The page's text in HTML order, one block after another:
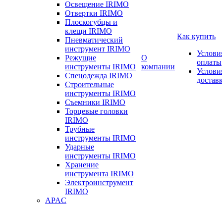
Освещение IRIMO
Отвертки IRIMO
Плоскогубцы и
клещи IRIMO
Пневматический
инструмент IRIMO
Режущие
инструменты IRIMO
Спецодежда IRIMO
Строительные
инструменты IRIMO
Съемники IRIMO
Торцевые головки
IRIMO
Трубные
инструменты IRIMO
Ударные
инструменты IRIMO
Хранение
инструмента IRIMO
Электроинструмент
IRIMO
APAC
О
компании
Как купить
оплаты